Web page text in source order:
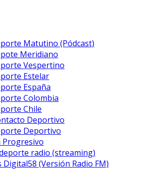
Matutino (Pódcast)
Meridiano
Vespertino
Estelar
España
Colombia
Chile
Deportivo
Deportivo
Progresivo
radio (streaming)
Digital58 (Versión Radio FM)